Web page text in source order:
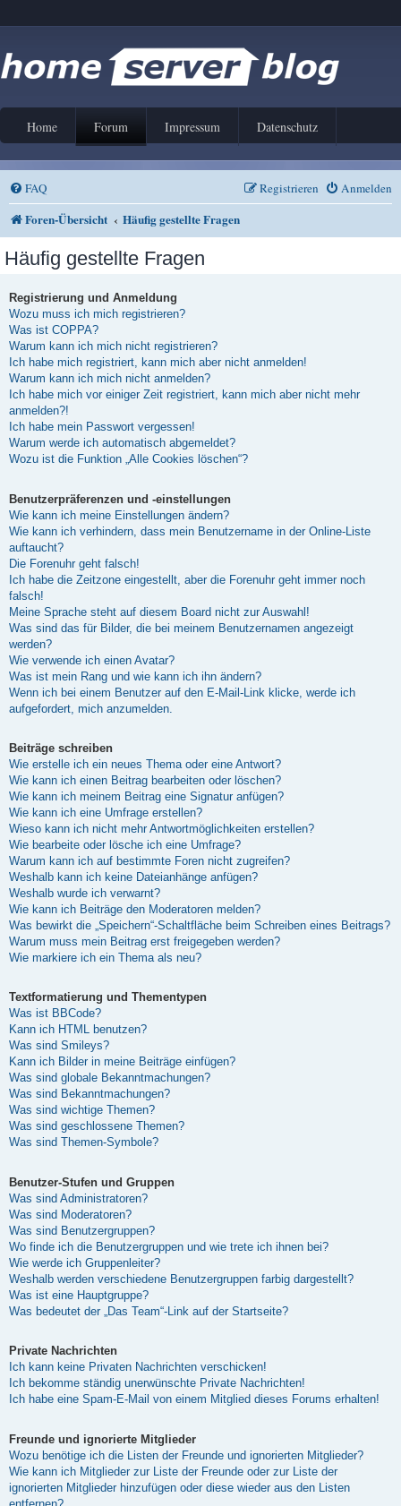
Home Forum Impressum Datenschutz
FAQ Anmelden
Registrieren
Foren-Übersicht Häufig gestellte Fragen
Häufig gestellte Fragen
Registrierung und Anmeldung
Wozu muss ich mich registrieren?
Was ist COPPA?
Warum kann ich mich nicht registrieren?
Ich habe mich registriert, kann mich aber nicht anmelden!
Warum kann ich mich nicht anmelden?
Ich habe mich vor einiger Zeit registriert, kann mich aber nicht mehr
anmelden?!
Ich habe mein Passwort vergessen!
Warum werde ich automatisch abgemeldet?
Wozu ist die Funktion „Alle Cookies löschen“?
Benutzerpräferenzen und -einstellungen
Wie kann ich meine Einstellungen ändern?
Wie kann ich verhindern, dass mein Benutzername in der Online-Liste
auftaucht?
Die Forenuhr geht falsch!
Ich habe die Zeitzone eingestellt, aber die Forenuhr geht immer noch
falsch!
Meine Sprache steht auf diesem Board nicht zur Auswahl!
Was sind das für Bilder, die bei meinem Benutzernamen angezeigt
werden?
Wie verwende ich einen Avatar?
Was ist mein Rang und wie kann ich ihn ändern?
Wenn ich bei einem Benutzer auf den E-Mail-Link klicke, werde ich
aufgefordert, mich anzumelden.
Beiträge schreiben
Wie erstelle ich ein neues Thema oder eine Antwort?
Wie kann ich einen Beitrag bearbeiten oder löschen?
Wie kann ich meinem Beitrag eine Signatur anfügen?
Wie kann ich eine Umfrage erstellen?
Wieso kann ich nicht mehr Antwortmöglichkeiten erstellen?
Wie bearbeite oder lösche ich eine Umfrage?
Warum kann ich auf bestimmte Foren nicht zugreifen?
Weshalb kann ich keine Dateianhänge anfügen?
Weshalb wurde ich verwarnt?
Wie kann ich Beiträge den Moderatoren melden?
Was bewirkt die „Speichern“-Schaltfläche beim Schreiben eines Beitrags?
Warum muss mein Beitrag erst freigegeben werden?
Wie markiere ich ein Thema als neu?
Textformatierung und Thementypen
Was ist BBCode?
Kann ich HTML benutzen?
Was sind Smileys?
Kann ich Bilder in meine Beiträge einfügen?
Was sind globale Bekanntmachungen?
Was sind Bekanntmachungen?
Was sind wichtige Themen?
Was sind geschlossene Themen?
Was sind Themen-Symbole?
Benutzer-Stufen und Gruppen
Was sind Administratoren?
Was sind Moderatoren?
Was sind Benutzergruppen?
Wo finde ich die Benutzergruppen und wie trete ich ihnen bei?
Wie werde ich Gruppenleiter?
Weshalb werden verschiedene Benutzergruppen farbig dargestellt?
Was ist eine Hauptgruppe?
Was bedeutet der „Das Team“-Link auf der Startseite?
Private Nachrichten
Ich kann keine Privaten Nachrichten verschicken!
Ich bekomme ständig unerwünschte Private Nachrichten!
Ich habe eine Spam-E-Mail von einem Mitglied dieses Forums erhalten!
Freunde und ignorierte Mitglieder
Wozu benötige ich die Listen der Freunde und ignorierten Mitglieder?
Wie kann ich Mitglieder zur Liste der Freunde oder zur Liste der
ignorierten Mitglieder hinzufügen oder diese wieder aus den Listen